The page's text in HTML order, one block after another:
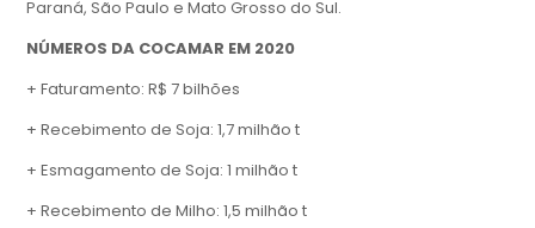
Paraná, São Paulo e Mato Grosso do Sul.
NÚMEROS DA COCAMAR EM 2020
+ Faturamento: R$ 7 bilhões
+ Recebimento de Soja: 1,7 milhão t
+ Esmagamento de Soja: 1 milhão t
+ Recebimento de Milho: 1,5 milhão t